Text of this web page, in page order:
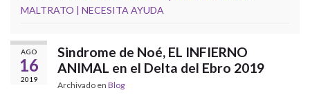
MALTRATO | NECESITA AYUDA
AGO
16
2019
Sindrome de Noé, EL INFIERNO
ANIMAL en el Delta del Ebro 2019
Archivado en Blog